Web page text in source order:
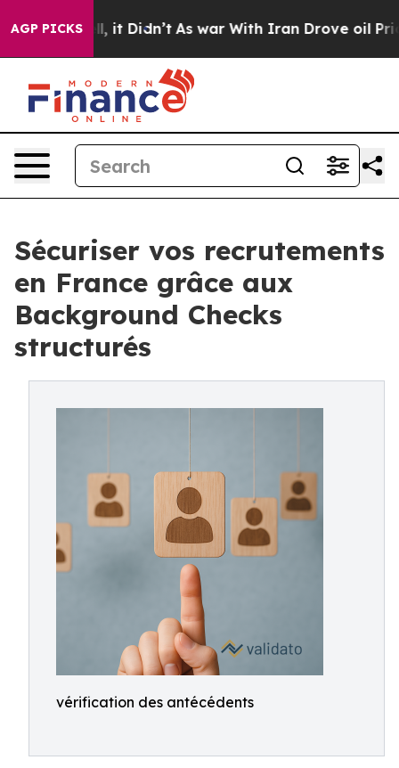
AGP PICKS
Well, it Didn’t As war With Iran Drove oil Prices
Sécuriser vos recrutements
en France grâce aux
Background Checks
structurés
vérification des antécédents